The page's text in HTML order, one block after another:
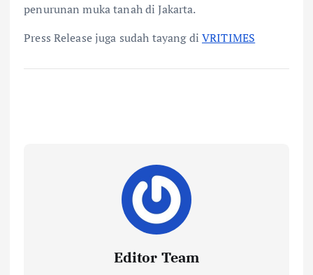
penurunan muka tanah di Jakarta.
Press Release juga sudah tayang diVRITIMES
Editor Team